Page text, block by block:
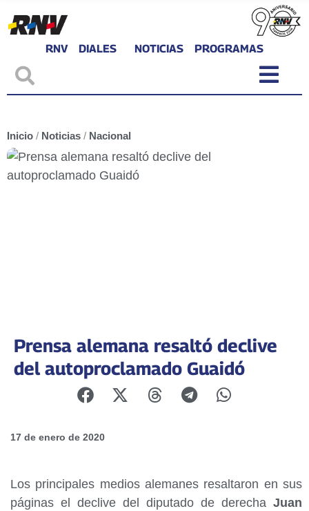
RNV DIALES NOTICIAS PROGRAMAS
Inicio / Noticias / Nacional
Prensa alemana resaltó declive
del autoproclamado Guaidó
17 de enero de 2020
Los principales medios alemanes resaltaron en sus
páginas el declive del diputado de derecha Juan